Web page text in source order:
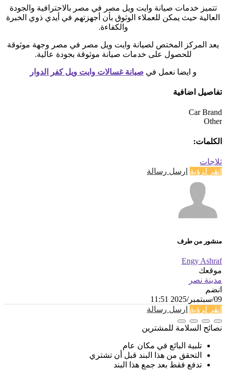
تتميز خدمات صيانة وايت ويل مصر في مصر بالاحترافية والجودة
العالية حيث يمكن للعملاء الوثوق بأن أجهزتهم في أيدي ذوي الخبرة
والكفاءة.
يعد المركز المختص لصيانة وايت ويل مصر في مصر وجهة موثوقة
للحصول على خدمات صيانة موثوقة بجودة عالية.
و ايضا نعمل في صيانة غسالات وايت ويل كفر الدوار
تفاصيل اضافية
Car Brand
Other
الكلمات:
ثلاجات
انقر لرؤية ارسل رسالة
منشور من طرف
Engy Ashraf
موقعك
مدينة نصر
انضم
09/سبتمبر/2025 11:51
انقر لرؤية ارسل رسالة
نصائح السلامة للمشترين
تلبية البائع في مكان عام
التحقق من هذا البند قبل أن تشتري
تدفع فقط بعد جمع هذا البند